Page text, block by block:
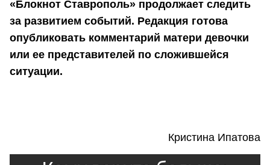
«Блокнот Ставрополь» продолжает следить
за развитием событий. Редакция готова
опубликовать комментарий матери девочки
или ее представителей по сложившейся
ситуации.
Кристина Ипатова